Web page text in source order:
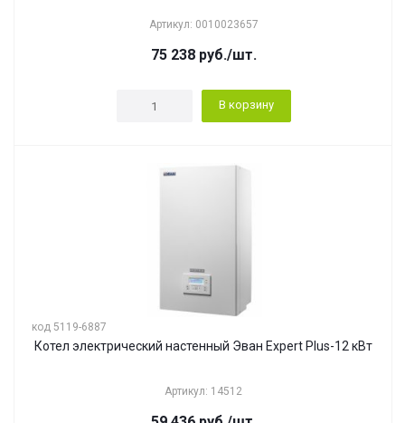
Артикул: 0010023657
75 238руб./шт.
В корзину
код 5119-6887
Котел электрический настенный Эван Expert Plus-12 кВт
Артикул: 14512